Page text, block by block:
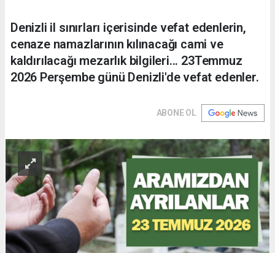
Denizli il sınırları içerisinde vefat edenlerin,
cenaze namazlarının kılınacağı cami ve
kaldırılacağı mezarlık bilgileri... 23Temmuz
2026 Perşembe günü Denizli'de vefat edenler.
ABONE OL